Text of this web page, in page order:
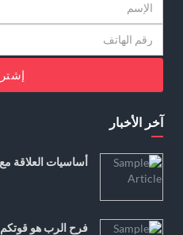
آخر الأخبار
أساسيات العلاقة
فرح الرب هو قوتكم